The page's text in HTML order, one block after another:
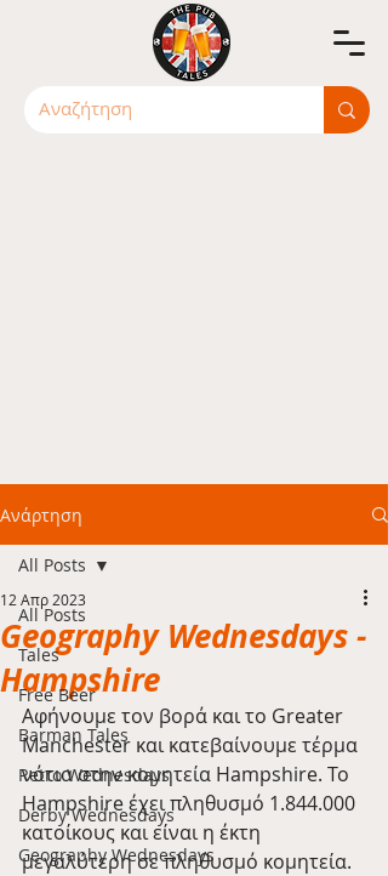
Ανάρτηση
All Posts
Tales
Free Beer
Barman Tales
Retro Wednesdays
Derby Wednesdays
Geography Wednesdays
All Posts
Geography Wednesdays -
Hampshire
12 Απρ 2023
Αφήνουμε τον βορά και το Greater
Manchester και κατεβαίνουμε τέρμα
νότια στην κομητεία Hampshire. Το
Hampshire έχει πληθυσμό 1.844.000
κατοίκους και είναι η έκτη
μεγαλύτερη σε πληθυσμό κομητεία.